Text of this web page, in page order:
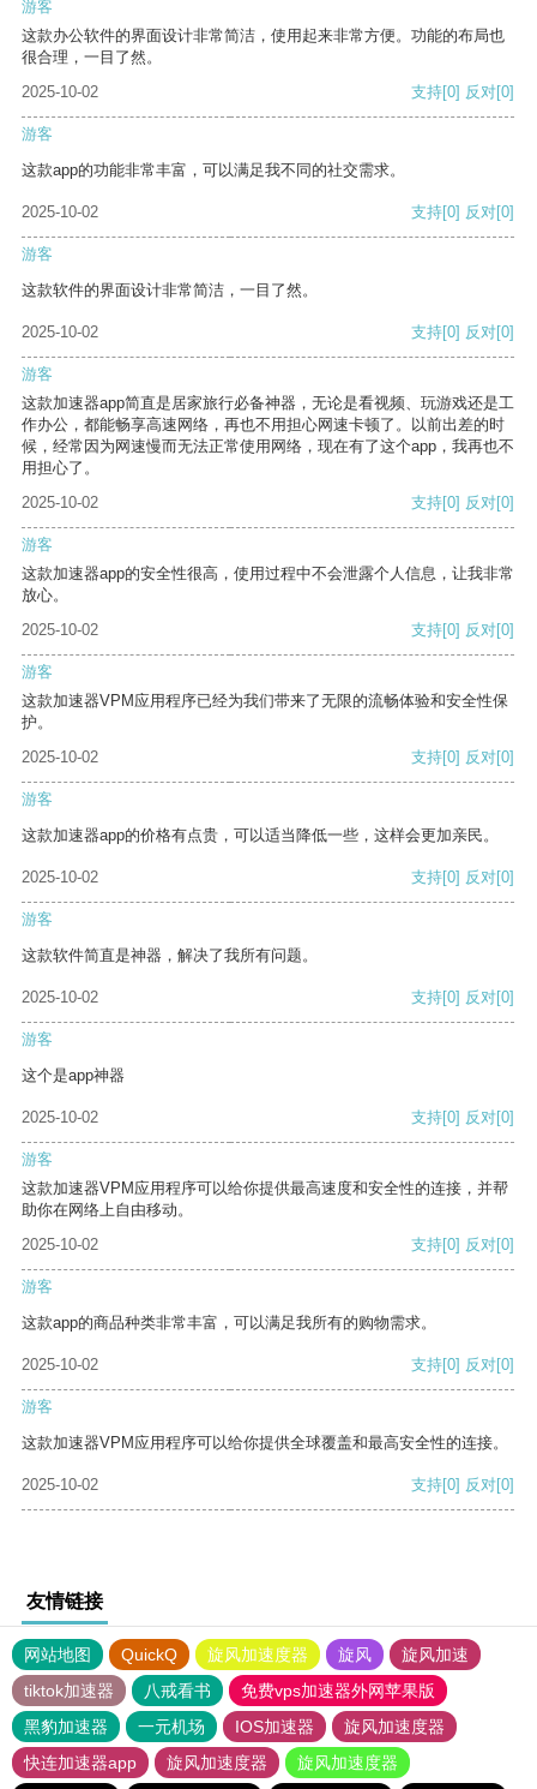
游客
这款办公软件的界面设计非常简洁，使用起来非常方便。功能的布局也
很合理，一目了然。
2025-10-02
支持[0] 反对[0]
游客
这款app的功能非常丰富，可以满足我不同的社交需求。
2025-10-02 支持[0] 反对[0]
游客
这款软件的界面设计非常简洁，一目了然。
2025-10-02 支持[0] 反对[0]
游客
这款加速器app简直是居家旅行必备神器，无论是看视频、玩游戏还是工
作办公，都能畅享高速网络，再也不用担心网速卡顿了。以前出差的时
候，经常因为网速慢而无法正常使用网络，现在有了这个app，我再也不
用担心了。
2025-10-02
支持[0] 反对[0]
游客
这款加速器app的安全性很高，使用过程中不会泄露个人信息，让我非常
放心。
2025-10-02
支持[0] 反对[0]
游客
这款加速器VPM应用程序已经为我们带来了无限的流畅体验和安全性保
护。
2025-10-02
支持[0] 反对[0]
游客
这款加速器app的价格有点贵，可以适当降低一些，这样会更加亲民。
2025-10-02 支持[0] 反对[0]
游客
这款软件简直是神器，解决了我所有问题。
2025-10-02 支持[0] 反对[0]
游客
这个是app神器
2025-10-02 支持[0] 反对[0]
游客
这款加速器VPM应用程序可以给你提供最高速度和安全性的连接，并帮
助你在网络上自由移动。
2025-10-02
支持[0] 反对[0]
游客
这款app的商品种类非常丰富，可以满足我所有的购物需求。
2025-10-02 支持[0] 反对[0]
游客
这款加速器VPM应用程序可以给你提供全球覆盖和最高安全性的连接。
2025-10-02 支持[0] 反对[0]
友情链接
网站地图 QuickQ 旋风加速度器 旋风
旋风加速
tiktok加速器
八戒看书
免费vps加速器外网苹果版
黑豹加速器
一元机场 IOS加速器
旋风加速度器
快连加速器app
旋风加速度器 旋风加速度器